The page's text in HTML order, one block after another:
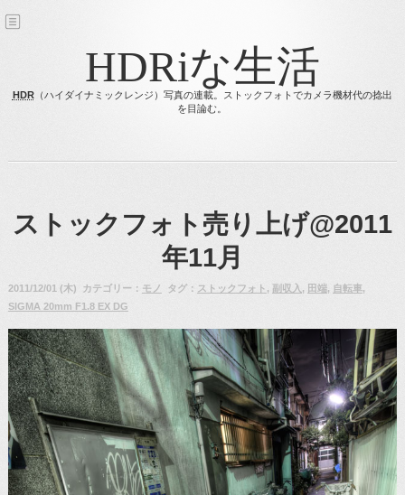
HDRiな生活
HDR（ハイダイナミックレンジ）写真の連載。ストックフォトでカメラ機材代の捻出
を目論む。
ストックフォト売り上げ@2011
年11月
2011/12/01 (木) カテゴリー： モノ タグ： ストックフォト , 副収入 , 田端, 自転車,
SIGMA 20mm F1.8 EX DG